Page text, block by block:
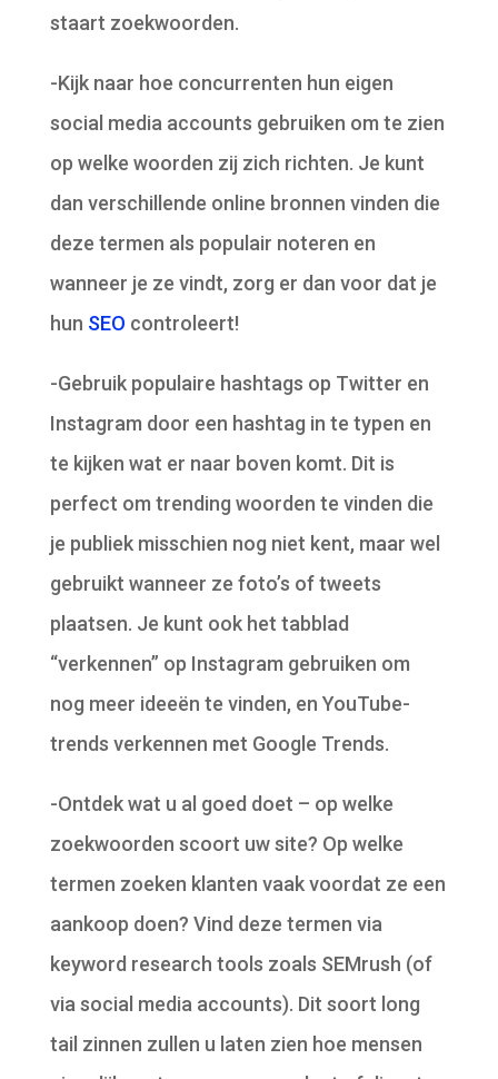
staart zoekwoorden.
-Kijk naar hoe concurrenten hun eigen
social media accounts gebruiken om te zien
op welke woorden zij zich richten. Je kunt
dan verschillende online bronnen vinden die
deze termen als populair noteren en
wanneer je ze vindt, zorg er dan voor dat je
hun SEO controleert!
-Gebruik populaire hashtags op Twitter en
Instagram door een hashtag in te typen en
te kijken wat er naar boven komt. Dit is
perfect om trending woorden te vinden die
je publiek misschien nog niet kent, maar wel
gebruikt wanneer ze foto’s of tweets
plaatsen. Je kunt ook het tabblad
“verkennen” op Instagram gebruiken om
nog meer ideeën te vinden, en YouTube-
trends verkennen met Google Trends.
-Ontdek wat u al goed doet – op welke
zoekwoorden scoort uw site? Op welke
termen zoeken klanten vaak voordat ze een
aankoop doen? Vind deze termen via
keyword research tools zoals SEMrush (of
via social media accounts). Dit soort long
tail zinnen zullen u laten zien hoe mensen